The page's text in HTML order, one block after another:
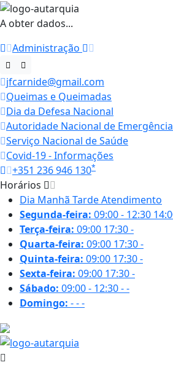
A obter dados...
Administração
jfcarnide@gmail.com
Queimas e Queimadas
Dia da Defesa Nacional
Autoridade Nacional de
Serviço Nacional de Saúde
Covid-19 - Informações
+351 236 946 130*
Horários
Dia Manhã TardeAtendimento
Segunda-feira: 09:00 - 12:30
Terça-feira: 09:00 17:30-
Quarta-feira: 09:00 17:30-
Quinta-feira: 09:00 17:30-
Sexta-feira: 09:00 17:30-
Sábado: 09:00 - 12:30--
Domingo: ---